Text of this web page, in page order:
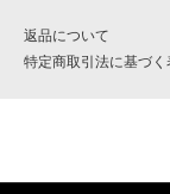
返品について
特定商取引法に基づく